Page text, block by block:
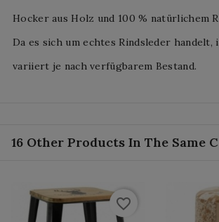
Hocker aus Holz und 100 % natürlichem
Da es sich um echtes Rindsleder
variiert je nach verfügbarem Bestand.
16 Other Products In The Same
favorite_border